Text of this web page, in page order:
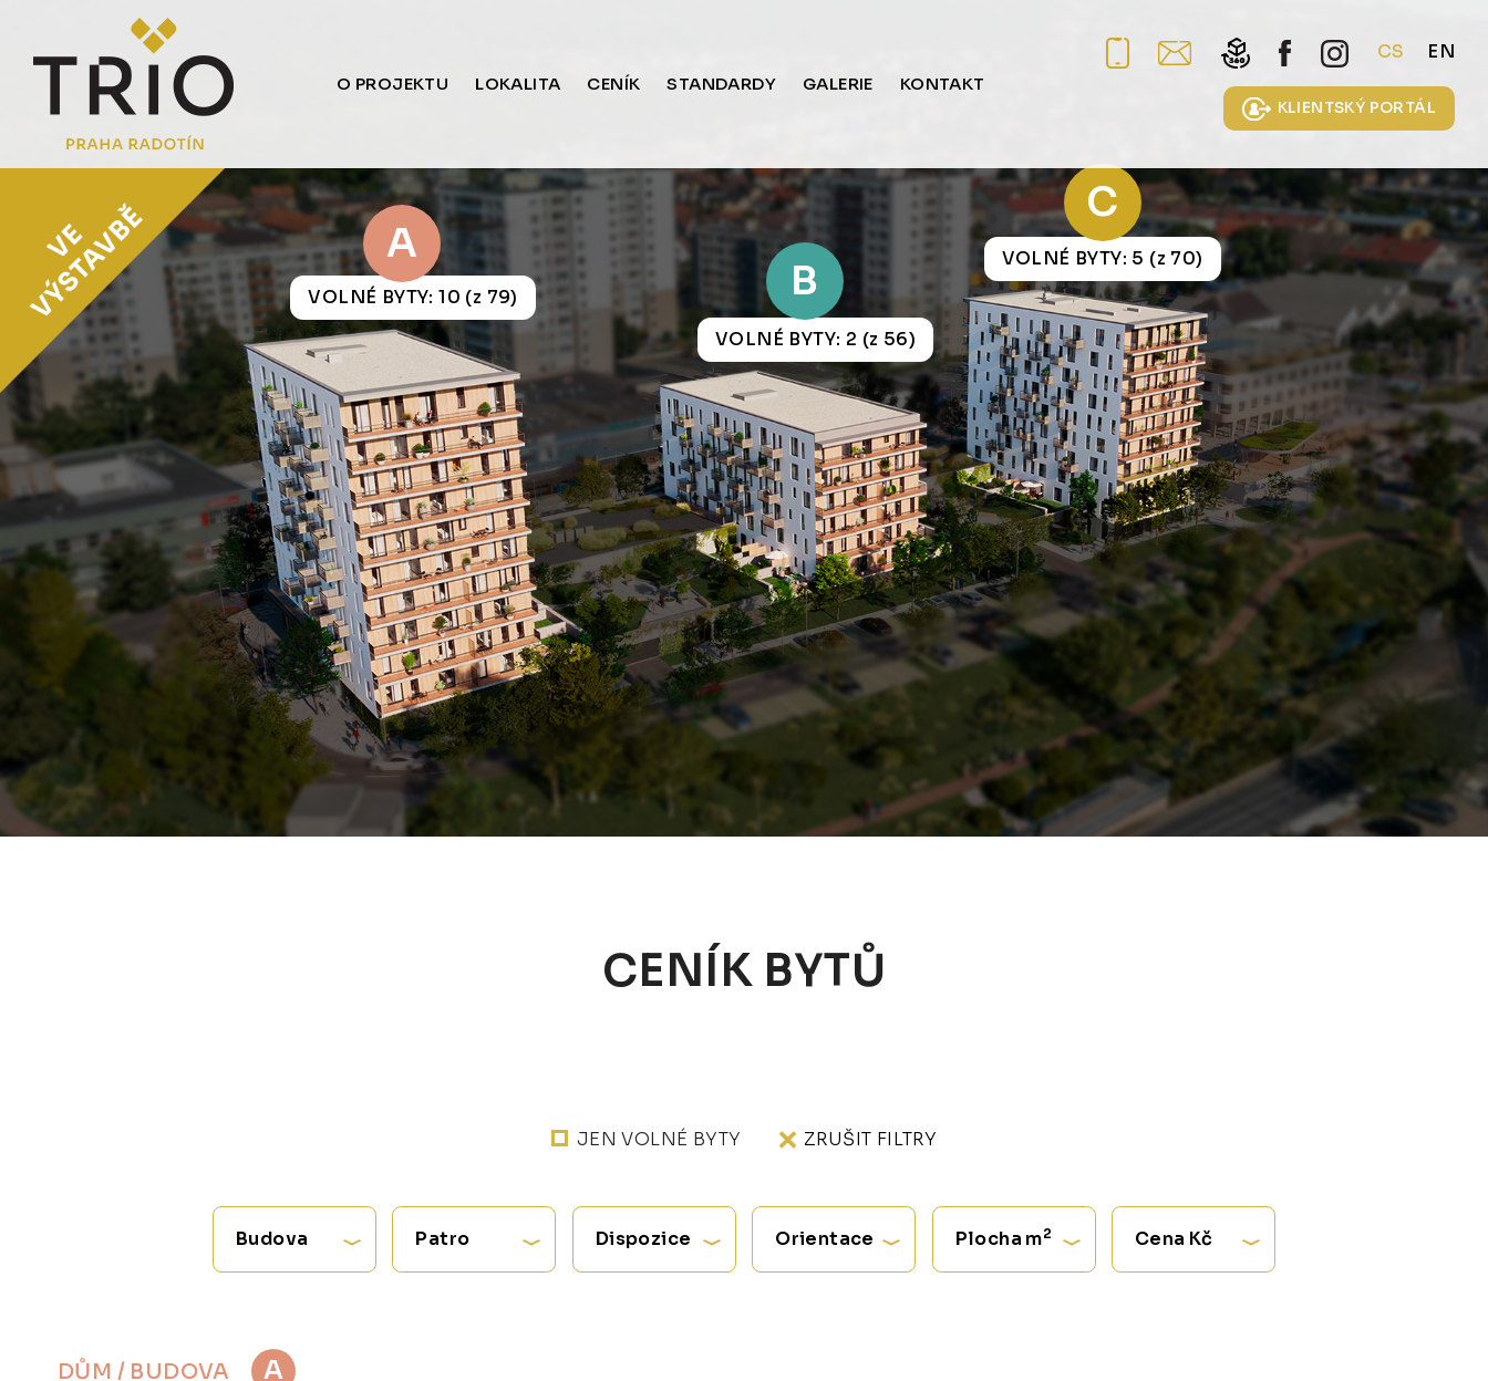
O PROJEKTU LOKALITA CENÍK STANDARDY GALERIE KONTAKT
CS EN
KLIENTSKÝ PORTÁL
A
B
C
VOLNÉ BYTY: 10 (z 79)
VOLNÉ BYTY: 2 (z 56)
VOLNÉ BYTY: 5 (z 70)
CENÍK BYTŮ
JEN VOLNÉ BYTY ZRUŠIT FILTRY
Budova Patro Dispozice Orientace Plocha m2 Cena Kč
DŮM / BUDOVA A